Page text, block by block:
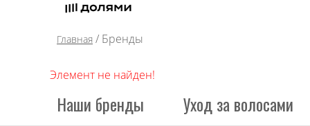
Главная / Бренды
Элемент не найден!
Наши бренды Уход за волосами